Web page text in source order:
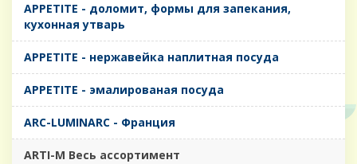
APPETITE - доломит, формы для запекания,
кухонная утварь
APPETITE - нержавейка наплитная посуда
APPETITE - эмалированая посуда
ARC-LUMINARC - Франция
ARTI-M Весь ассортимент